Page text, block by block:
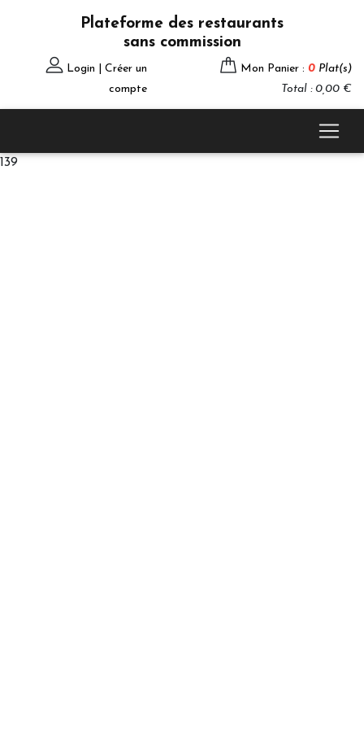
Plateforme des restaurants
sans commission
Login | Créer un
compte
Mon Panier : 0 Plat(s)
Total : 0,00 €
139